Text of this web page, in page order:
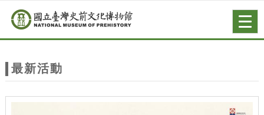
站
主
跳到主要內容
網站導覽
最新活動